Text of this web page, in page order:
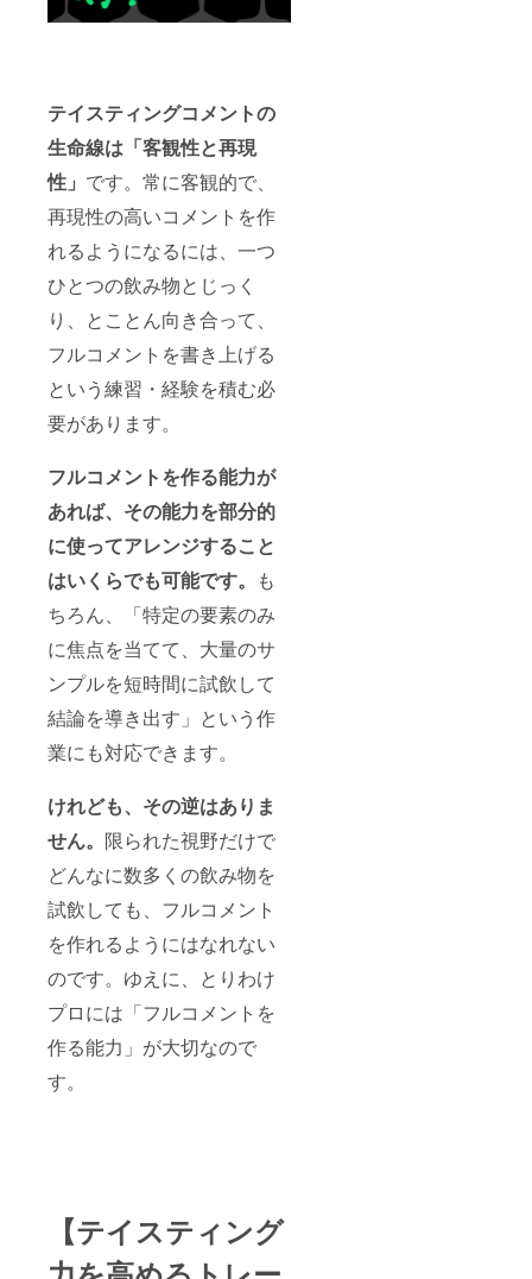
テイスティングコメントの
生命線は「客観性と再現
性」 です。常に客観的で、
再現性の高いコメントを作
れるようになるには、一つ
ひとつの飲み物とじっく
り、とことん向き合って、
フルコメントを書き上げる
という練習・経験を積む必
要があります。
フルコメントを作る能力が
あれば、その能力を部分的
に使ってアレンジすること
はいくらでも可能です。 も
ちろん、「特定の要素のみ
に焦点を当てて、大量のサ
ンプルを短時間に試飲して
結論を導き出す」という作
業にも対応できます。
けれども、その逆はありま
せん。 限られた視野だけで
どんなに数多くの飲み物を
試飲しても、フルコメント
を作れるようにはなれない
のです。ゆえに、とりわけ
プロには「フルコメントを
作る能力」が大切なので
す。
【テイスティング